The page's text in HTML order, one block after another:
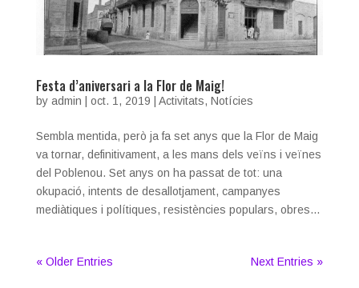
Festa d’aniversari a la Flor de Maig!
by admin oct. 1, 2019 Activitats, Notícies
Sembla mentida, però ja fa set anys que la Flor de Maig
va tornar, definitivament, a les mans dels veïns i veïnes
del Poblenou. Set anys on ha passat de tot: una
okupació, intents de desallotjament, campanyes
mediàtiques i polítiques, resistències populars, obres...
« Older Entries Next Entries »